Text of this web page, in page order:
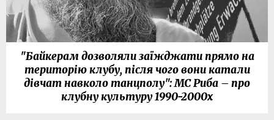
"Байкерам дозволяли заїжджати прямо на
територію клубу, після чого вони катали
дівчат навколо танцполу": МС Риба – про
клубну культуру 1990-2000х